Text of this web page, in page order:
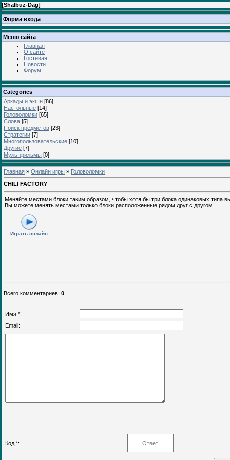
[Shalbuz-Dag]
Форма входа
Меню сайта
Главная
О сайте
Гостевая
Новости
Форум
Categories
Аркады и экшн [86]
Настольные [14]
Головоломки [65]
Слова [5]
Поиск предметов [23]
Стратегии [7]
Многопользовательские [10]
Другие [7]
Мультфильмы [0]
Главная » Онлайн игры » Головоломки
CHILI FACTORY
Меняйте местами блоки таким образом, чтобы хотя бы три блока одинаковых типа
Вы можете менять местами только блоки расположенные рядом друг с другом.
Играть онлайн
Всего комментариев: 0
Имя *:
Email:
Код *: